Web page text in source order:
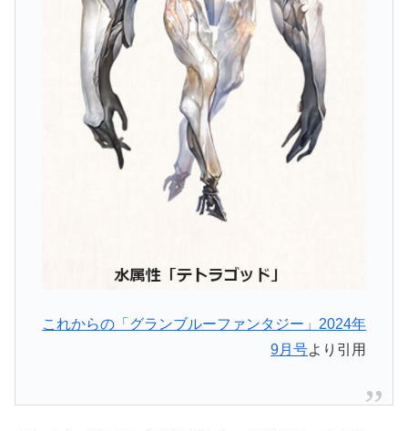
これからの「グランブルーファンタジー」2024年
9月号より引用